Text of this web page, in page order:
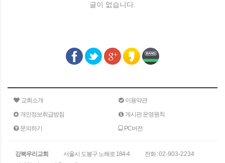
글이 없습니다.
교회소개
이용약관
개인정보취급방침
게시판 운영원칙
문의하기
PC버전
강북우리교회 서울시 도봉구 노해로 184-4 전화 :02-903-2234